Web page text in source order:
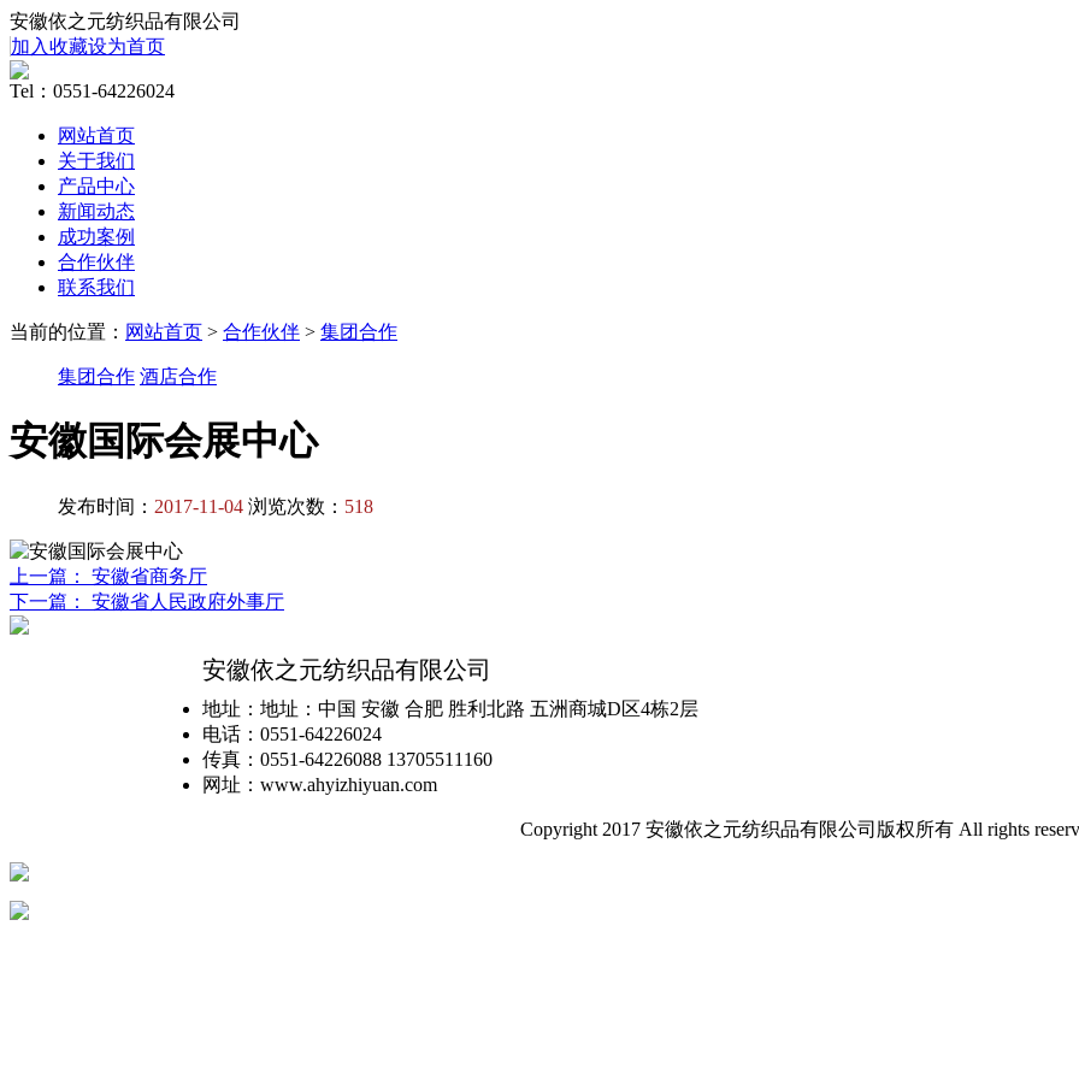
安徽依之元纺织品有限公司
加入收藏设为首页
Tel：0551-64226024
网站首页
关于我们
产品中心
新闻动态
成功案例
合作伙伴
联系我们
当前的位置： 网站首页 > 合作伙伴 > 集团合作
集团合作 酒店合作
安徽国际会展中心
发布时间： 2017-11-04 浏览次数： 518
上一篇： 安徽省商务厅
下一篇： 安徽省人民政府外事厅
安徽依之元纺织品有限公司
地址：地址：中国 安徽 合肥 胜利北路 五洲商城D区4栋2层
电话：0551-64226024
传真：0551-64226088 13705511160
网址：www.ahyizhiyuan.com
Copyright 2017 安徽依之元纺织品有限公司版权所有 All rights